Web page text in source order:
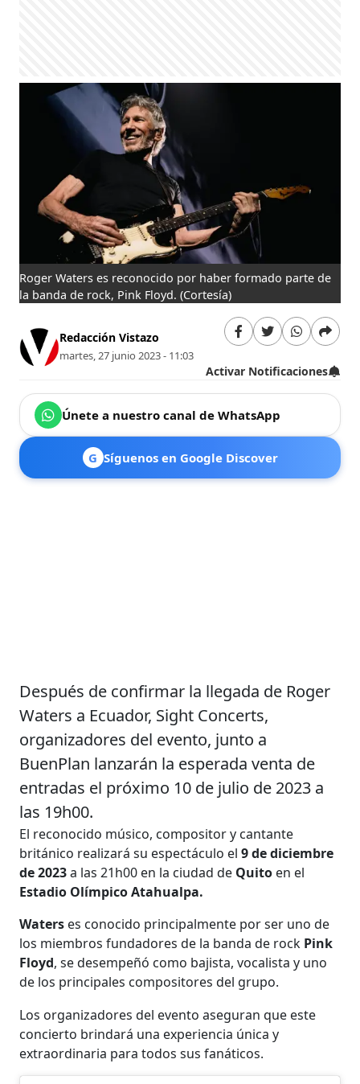
Roger Waters es reconocido por haber formado parte de
la banda de rock, Pink Floyd. (Cortesía)
Redacción Vistazo
martes, 27 junio 2023 - 11:03
Activar Notificaciones
Únete a nuestro canal de WhatsApp
G Síguenos en Google Discover
Después de confirmar la llegada de Roger
Waters a Ecuador, Sight Concerts,
organizadores del evento, junto a
BuenPlan lanzarán la esperada venta de
entradas el próximo 10 de julio de 2023 a
las 19h00.
El reconocido músico, compositor y cantante
británico realizará su espectáculo el 9 de diciembre
de 2023a las 21h00 en la ciudad de Quito en el
Estadio Olímpico Atahualpa.
Waters es conocido principalmente por ser uno de
los miembros fundadores de la banda de rock Pink
Floyd, se desempeñó como bajista, vocalista y uno
de los principales compositores del grupo.
Los organizadores del evento aseguran que este
concierto brindará una experiencia única y
extraordinaria para todos sus fanáticos.